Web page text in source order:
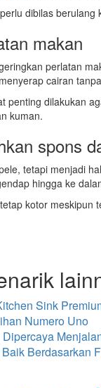
dibilas
makan
perlatan
cairan
penting dilakukan
kuman.
spons
tetapi menjadi
hingga ke
kotor
Sink
Numero Uno
Berdasarkan